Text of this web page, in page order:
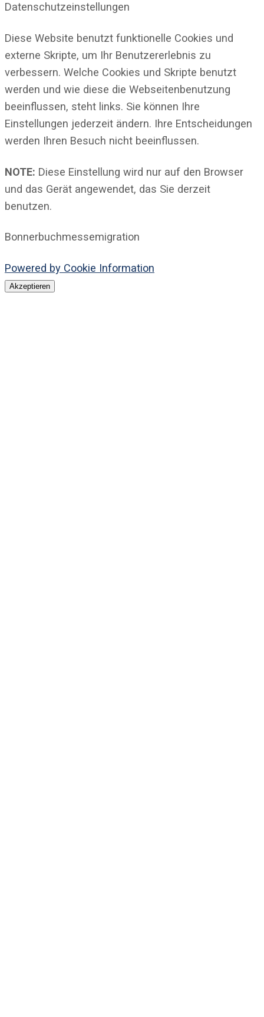
Datenschutzeinstellungen
Diese Website benutzt funktionelle Cookies und
externe Skripte, um Ihr Benutzererlebnis zu
verbessern. Welche Cookies und Skripte benutzt
werden und wie diese die Webseitenbenutzung
beeinflussen, steht links. Sie können Ihre
Einstellungen jederzeit ändern. Ihre Entscheidungen
werden Ihren Besuch nicht beeinflussen.
NOTE: Diese Einstellung wird nur auf den Browser
und das Gerät angewendet, das Sie derzeit
benutzen.
Bonnerbuchmessemigration
Powered by Cookie Information
Akzeptieren